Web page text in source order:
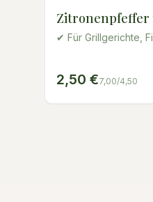
Zitronenpfeffer
✔ Für Grillgerichte,
2,50 €7,00/4,50